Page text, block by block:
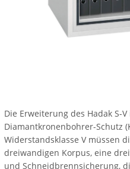
Die Erweiterung des Hadak S-
Diamantkronenbohrer-Schutz
Widerstandsklasse V müssen
dreiwandigen Korpus, eine
und Schneidbrennsicherung,